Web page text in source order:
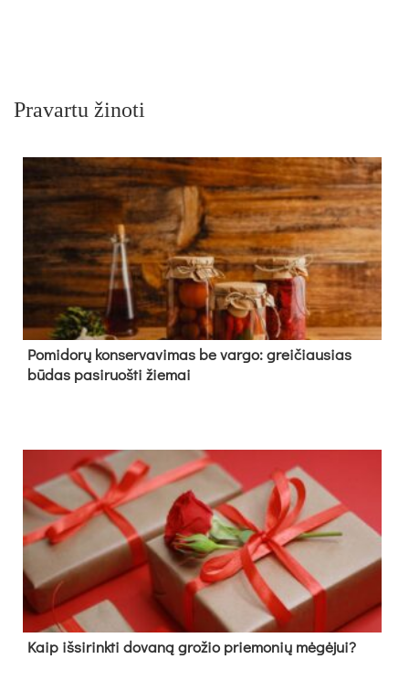
Pravartu žinoti
Pomidorų konservavimas be vargo: greičiausias
būdas pasiruošti žiemai
Kaip išsirinkti dovaną grožio priemonių mėgėjui?